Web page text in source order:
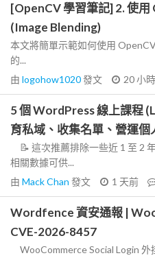
[OpenCV 學習筆記] 2. 使
(Image Blending)
本文將簡單示範如何使用
的...
由 logohow1020發文 20 小
5 個 WordPress 線上課程
育私域、收集名單、營運
📝 這次推薦排除一些近 1 至 2
相關數據可供...
由 Mack Chan 發文 1 天前
Wordfence 資安通報 |
CVE-2026-8457
WooCommerce Social Login 外